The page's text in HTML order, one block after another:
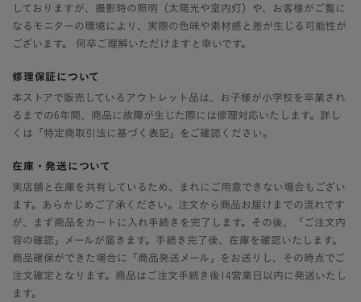
しておりますが、撮影時の照明（太陽光や室内灯）や、お客様がご覧に
なるモニターの環境により、実際の色味や素材感と差が生じる可能性が
ございます。 何卒ご理解いただけますと幸いです。
修理保証について
本ストアで販売しているアウトレット品は、お子様が小学校を卒業され
るまでの6年間、商品に故障が生じた際には修理対応いたします。詳し
くは「特定商取引法に基づく表記」をご確認ください。
在庫・発送について
実店舗と在庫を共有しているため、まれにご用意できない場合もござい
ます。あらかじめご了承ください。注文から商品お届けまでの流れです
が、まず商品をカートに入れ手続きを完了します。その後、「ご注文内
容の確認」メールが届きます。手続き完了後、在庫を確認いたします。
商品確保ができた場合に「商品発送メール」をお送りし、その時点でご
注文確定となります。商品はご注文手続き後14営業日以内に発送いたし
ます。